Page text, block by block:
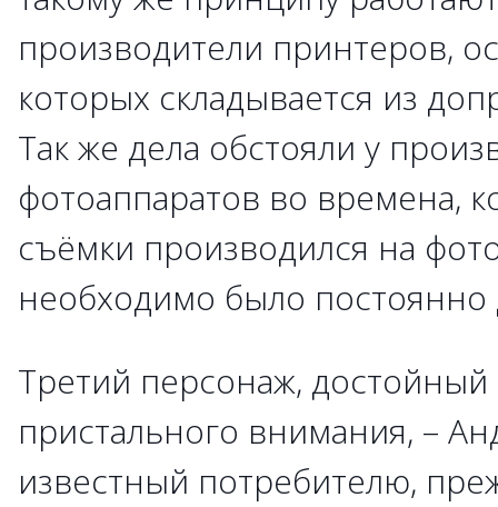
производители принтеров,
которых складывается из
Так же дела обстояли у
фотоаппаратов во времена,
съёмки производился на
необходимо было постоянно
Третий персонаж,
пристального внимания, –
известный потребителю,